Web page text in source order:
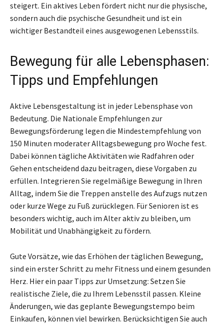
steigert. Ein aktives Leben fördert nicht nur die physische,
sondern auch die psychische Gesundheit und ist ein
wichtiger Bestandteil eines ausgewogenen Lebensstils.
Bewegung für alle Lebensphasen:
Tipps und Empfehlungen
Aktive Lebensgestaltung ist in jeder Lebensphase von
Bedeutung. Die Nationale Empfehlungen zur
Bewegungsförderung legen die Mindestempfehlung von
150 Minuten moderater Alltagsbewegung pro Woche fest.
Dabei können tägliche Aktivitäten wie Radfahren oder
Gehen entscheidend dazu beitragen, diese Vorgaben zu
erfüllen. Integrieren Sie regelmäßige Bewegung in Ihren
Alltag, indem Sie die Treppen anstelle des Aufzugs nutzen
oder kurze Wege zu Fuß zurücklegen. Für Senioren ist es
besonders wichtig, auch im Alter aktiv zu bleiben, um
Mobilität und Unabhängigkeit zu fördern.
Gute Vorsätze, wie das Erhöhen der täglichen Bewegung,
sind ein erster Schritt zu mehr Fitness und einem gesunden
Herz. Hier ein paar Tipps zur Umsetzung: Setzen Sie
realistische Ziele, die zu Ihrem Lebensstil passen. Kleine
Änderungen, wie das geplante Bewegungstempo beim
Einkaufen, können viel bewirken. Berücksichtigen Sie auch